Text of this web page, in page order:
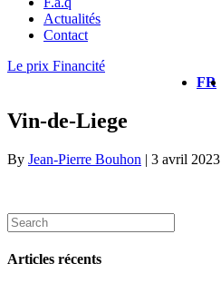
Actualités
Contact
Le prix Financité
FR
Vin-de-Liege
By Jean-Pierre Bouhon | 3 avril 2023
Articles récents